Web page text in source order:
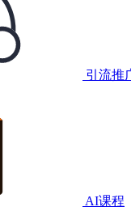
引流推
AI课程